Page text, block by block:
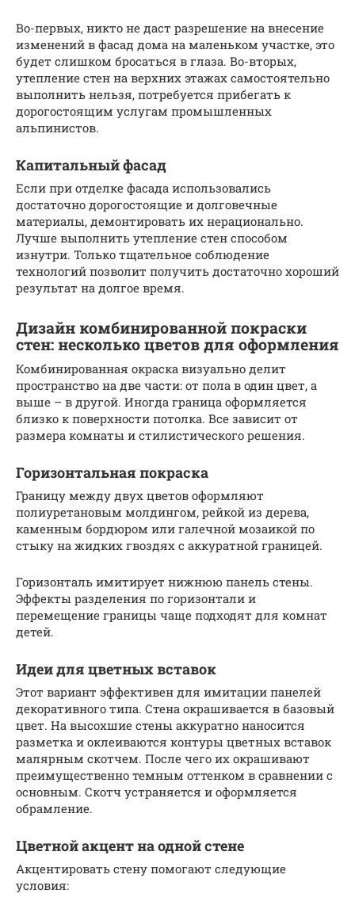
Во-первых, никто не даст разрешение на внесение
изменений в фасад дома на маленьком участке, это
будет слишком бросаться в глаза. Во-вторых,
утепление стен на верхних этажах самостоятельно
выполнить нельзя, потребуется прибегать к
дорогостоящим услугам промышленных
альпинистов.
Капитальный фасад
Если при отделке фасада использовались
достаточно дорогостоящие и долговечные
материалы, демонтировать их нерационально.
Лучше выполнить утепление стен способом
изнутри. Только тщательное соблюдение
технологий позволит получить достаточно хороший
результат на долгое время.
Дизайн комбинированной покраски
стен: несколько цветов для оформления
Комбинированная окраска визуально делит
пространство на две части: от пола в один цвет, а
выше – в другой. Иногда граница оформляется
близко к поверхности потолка. Все зависит от
размера комнаты и стилистического решения.
Горизонтальная покраска
Границу между двух цветов оформляют
полиуретановым молдингом, рейкой из дерева,
каменным бордюром или галечной мозаикой по
стыку на жидких гвоздях с аккуратной границей.
Горизонталь имитирует нижнюю панель стены.
Эффекты разделения по горизонтали и
перемещение границы чаще подходят для комнат
детей.
Идеи для цветных вставок
Этот вариант эффективен для имитации панелей
декоративного типа. Стена окрашивается в базовый
цвет. На высохшие стены аккуратно наносится
разметка и оклеиваются контуры цветных вставок
малярным скотчем. После чего их окрашивают
преимущественно темным оттенком в сравнении с
основным. Скотч устраняется и оформляется
обрамление.
Цветной акцент на одной стене
Акцентировать стену помогают следующие
условия: